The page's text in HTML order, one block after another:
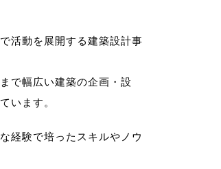
活動を展開する建築設計事
で幅広い建築の企画・設
います。
経験で培ったスキルやノウ